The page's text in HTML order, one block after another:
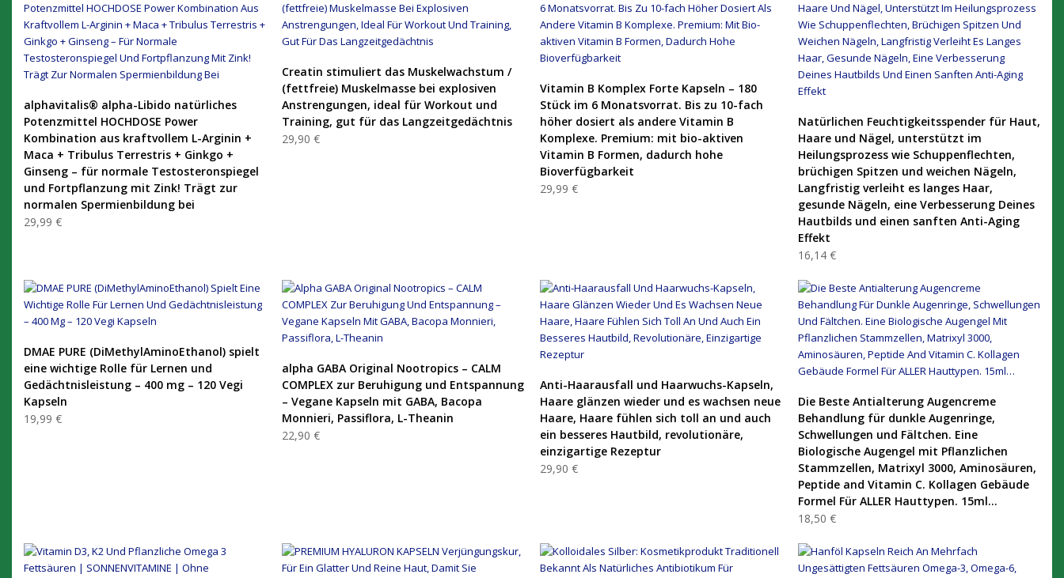
PRODUKT KAUFEN
alphavitalis® alpha-Libido natürliches
Potenzmittel HOCHDOSE Power
Kombination aus kraftvollem L-Arginin +
Maca + Tribulus Terrestris + Ginkgo +
Ginseng – für normale Testosteronspiegel
und Fortpflanzung mit Zink! Trägt zur
normalen Spermienbildung bei
29,99 €
PRODUKT KAUFEN
Creatin stimuliert das Muskelwachstum /
(fettfreie) Muskelmasse bei explosiven
Anstrengungen, ideal für Workout und
Training, gut für das Langzeitgedächtnis
29,90 €
PRODUKT KAUFEN
Vitamin B Komplex Forte Kapseln – 180
Stück im 6 Monatsvorrat. Bis zu 10-fach
höher dosiert als andere Vitamin B
Komplexe. Premium: mit bio-aktiven
Vitamin B Formen, dadurch hohe
Bioverfügbarkeit
29,99 €
PRODUKT KAUFEN
Natürlichen Feuchtigkeitsspender für Haut,
Haare und Nägel, unterstützt im
Heilungsprozess wie Schuppenflechten,
brüchigen Spitzen und weichen Nägeln,
Langfristig verleiht es langes Haar,
gesunde Nägeln, eine Verbesserung Deines
Hautbilds und einen sanften Anti-Aging
Effekt
16,14 €
PRODUKT KAUFEN
DMAE PURE (DiMethylAminoEthanol) spielt
eine wichtige Rolle für Lernen und
Gedächtnisleistung – 400 mg – 120 Vegi
Kapseln
19,99 €
PRODUKT KAUFEN
alpha GABA Original Nootropics – CALM
COMPLEX zur Beruhigung und Entspannung
– Vegane Kapseln mit GABA, Bacopa
Monnieri, Passiflora, L-Theanin
22,90 €
PRODUKT KAUFEN
Anti-Haarausfall und Haarwuchs-Kapseln,
Haare glänzen wieder und es wachsen neue
Haare, Haare fühlen sich toll an und auch
ein besseres Hautbild, revolutionäre,
einzigartige Rezeptur
29,90 €
PRODUKT KAUFEN
Die Beste Antialterung Augencreme
Behandlung für dunkle Augenringe,
Schwellungen und Fältchen. Eine
Biologische Augengel mit Pflanzlichen
Stammzellen, Matrixyl 3000, Aminosäuren,
Peptide and Vitamin C. Kollagen Gebäude
Formel Für ALLER Hauttypen. 15ml…
18,50 €